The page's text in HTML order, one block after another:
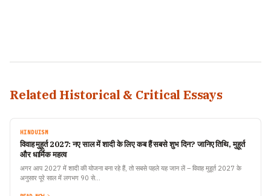
Related Historical & Critical Essays
HINDUISM
विवाह मुहूर्त 2027: नए साल में शादी के लिए कब हैं सबसे शुभ दिन? जानिए तिथि, मुहूर्त
और धार्मिक महत्व
अगर आप 2027 में शादी की योजना बना रहे हैं, तो सबसे पहले यह जान लें – विवाह मुहूर्त 2027 के
अनुसार पूरे साल में लगभग 90 से…